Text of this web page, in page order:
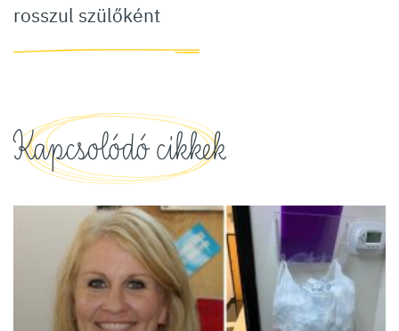
rosszul szülőként
Kapcsolódó cikkek